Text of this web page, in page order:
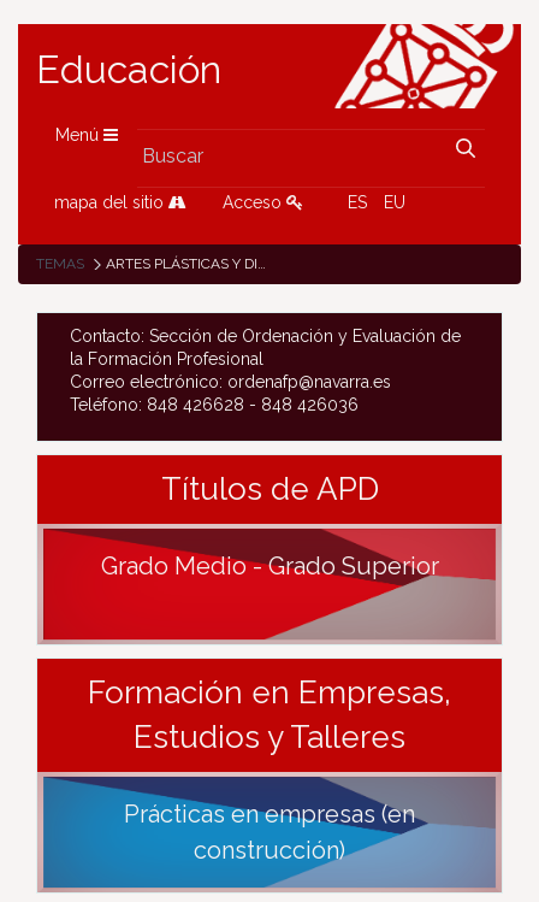
Educación
Menú
mapa del sitio Acceso ES EU
TEMAS ARTES PLÁSTICAS Y DISEÑO
Contacto: Sección de Ordenación y Evaluación de
la Formación Profesional
Correo electrónico: ordenafp@navarra.es
Teléfono: 848 426628 - 848 426036
Títulos de APD
Grado Medio - Grado Superior
Formación en Empresas,
Estudios y Talleres
Prácticas en empresas (en
construcción)